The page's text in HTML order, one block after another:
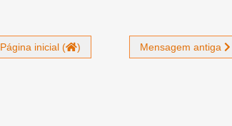
Mensagem antiga
Página inicial ( )